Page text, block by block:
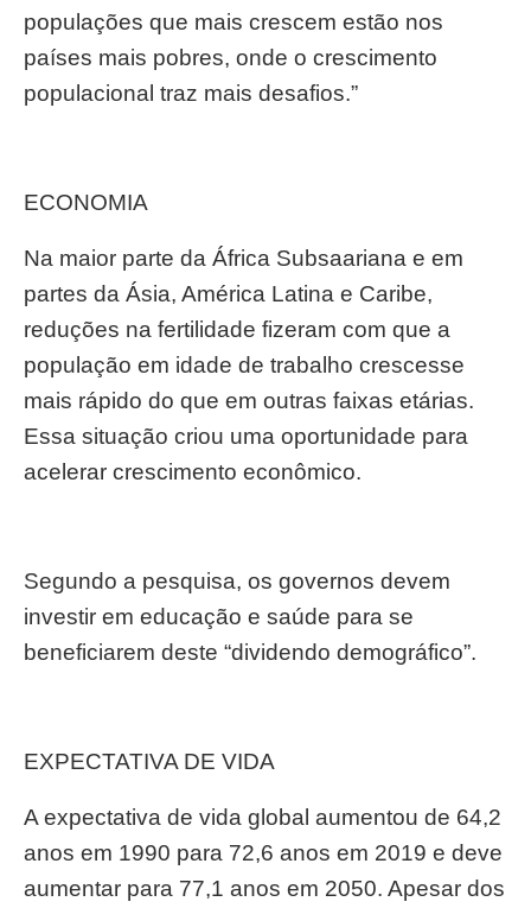
populações que mais crescem estão nos
países mais pobres, onde o crescimento
populacional traz mais desafios.”
ECONOMIA
Na maior parte da África Subsaariana e em
partes da Ásia, América Latina e Caribe,
reduções na fertilidade fizeram com que a
população em idade de trabalho crescesse
mais rápido do que em outras faixas etárias.
Essa situação criou uma oportunidade para
acelerar crescimento econômico.
Segundo a pesquisa, os governos devem
investir em educação e saúde para se
beneficiarem deste “dividendo demográfico”.
EXPECTATIVA DE VIDA
A expectativa de vida global aumentou de 64,2
anos em 1990 para 72,6 anos em 2019 e deve
aumentar para 77,1 anos em 2050. Apesar dos